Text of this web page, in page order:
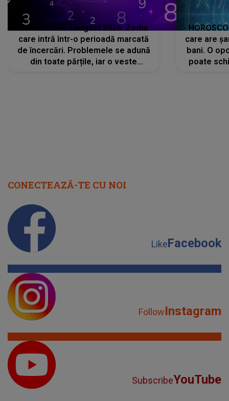
HOROSCOP 7 august 2026. Zodia
care intră într-o perioadă marcată
de încercări. Problemele se adună
din toate părțile, iar o veste
care are
bani. O
poate
CONECTEAZĂ-TE CU NOI
LikeFacebook
FollowInstagram
SubscribeYouTube